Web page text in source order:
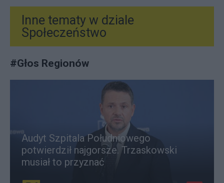
Inne tematy w dziale
Społeczeństwo
#Głos Regionów
Audyt Szpitala Południowego
potwierdził najgorsze. Trzaskowski
musiał to przyznać